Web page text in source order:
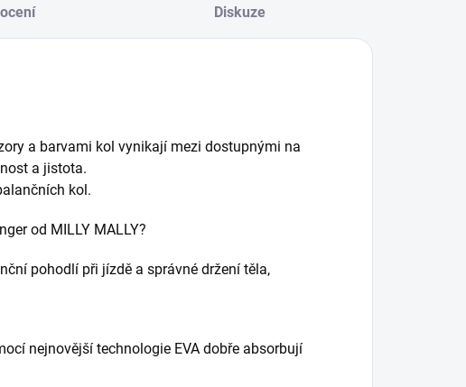
Diskuze
a barvami kol vynikají mezi dostupnými na
a jistota.
kol.
od MILLY MALLY?
pohodlí při jízdě a správné držení těla,
nejnovější technologie EVA dobře absorbují